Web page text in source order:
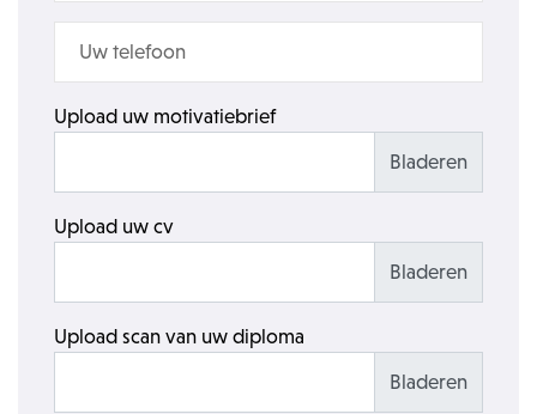
Upload uw motivatiebrief
Upload uw cv
Upload scan van uw diploma